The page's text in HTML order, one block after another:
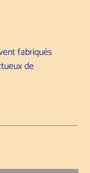
fabriqués
de